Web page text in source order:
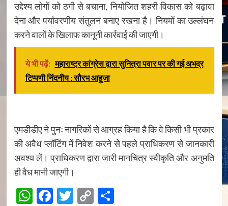
उद्देश्य लोगों को ठगी से बचाना, नियोजित शहरी विकास को बढ़ावा
देना और पर्यावरणीय संतुलन बनाए रखना है। नियमों का उल्लंघन
करने वालों के खिलाफ कानूनी कार्रवाई की जाएगी।
ये भी पढ़ें: महाराष्ट्र कांग्रेस द्वारा सुनित्रा पवार पर की गई अभद्र
टिप्पणी निंदनीय : सौरभ आहूजा
एमडीडीए ने पुनः नागरिकों से आग्रह किया है कि वे किसी भी प्रकार
की अवैध प्लॉटिंग में निवेश करने से पहले प्राधिकरण से जानकारी
अवश्य लें। प्राधिकरण द्वारा जारी मानचित्र स्वीकृति और अनुमति
ही वैध मानी जाएगी।
WhatsApp
Facebook
Twitter
CopyShare